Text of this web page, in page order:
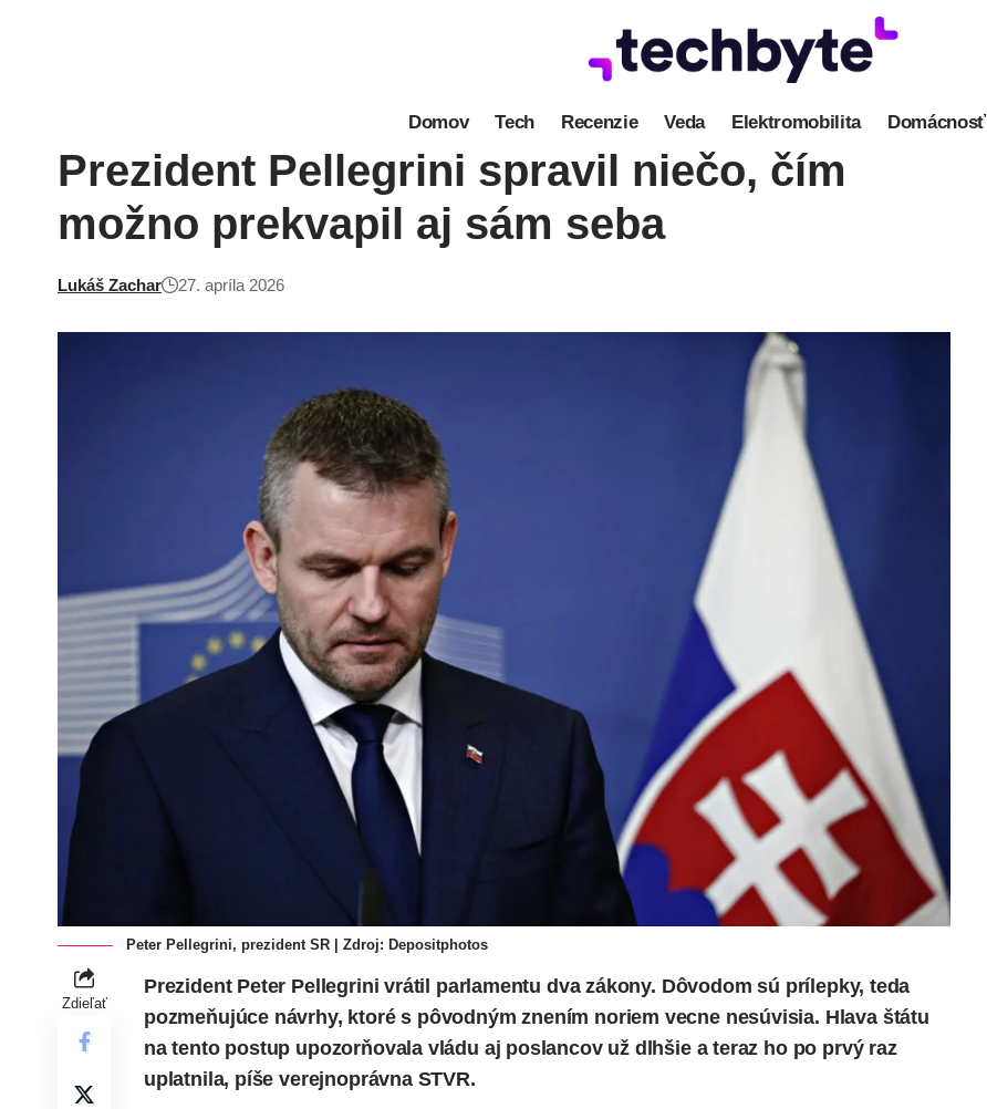
Domov Tech Recenzie Veda Elektromobilita Domácnosť
Prezident Pellegrini spravil niečo, čím
možno prekvapil aj sám seba
Lukáš Zachar 27. apríla 2026
Peter Pellegrini, prezident SR | Zdroj: Depositphotos
Zdieľať
Prezident Peter Pellegrini vrátil parlamentu dva zákony. Dôvodom sú prílepky, teda
pozmeňujúce návrhy, ktoré s pôvodným znením noriem vecne nesúvisia. Hlava štátu
na tento postup upozorňovala vládu aj poslancov už dlhšie a teraz ho po prvý raz
uplatnila, píše verejnoprávna STVR.